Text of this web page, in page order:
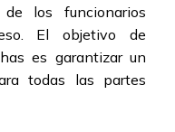
los funcionarios
El objetivo de
es garantizar un
todas las partes